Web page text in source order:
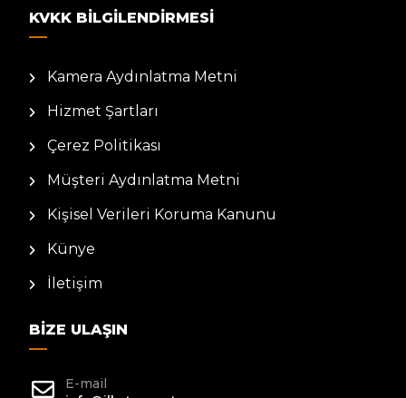
KVKK BILGILENDIRMESI
Kamera Aydınlatma Metni
Hizmet Şartları
Çerez Politikası
Müşteri Aydınlatma Metni
Kişisel Verileri Koruma Kanunu
Künye
İletişim
BIZE ULAŞIN
E-mail